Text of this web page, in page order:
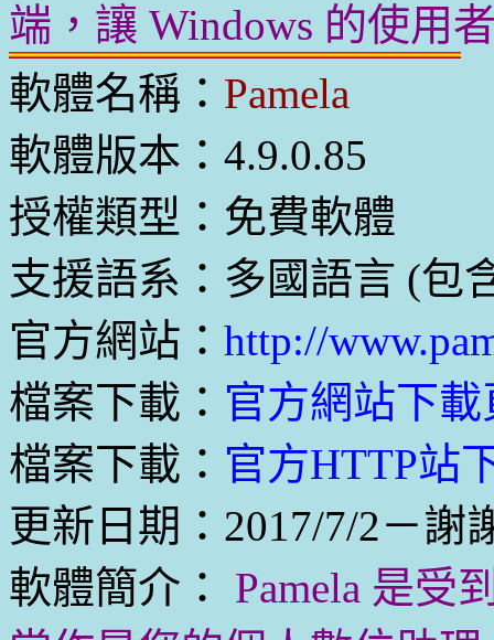
端，讓 Windows 的使用
軟體名稱： Pamela
軟體版本：4.9.0.85
授權類型：免費軟體
支援語系：多國語言 (包
官方網站： http://
檔案下載： 官方網站下載
檔案下載： 官方HTTP站
更新日期：2017/7/2－謝
軟體簡介：
Pamela 是受